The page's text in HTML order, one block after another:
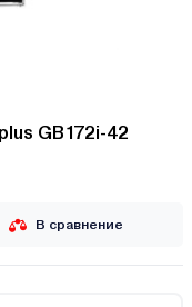
GB172i-42
В сравнение